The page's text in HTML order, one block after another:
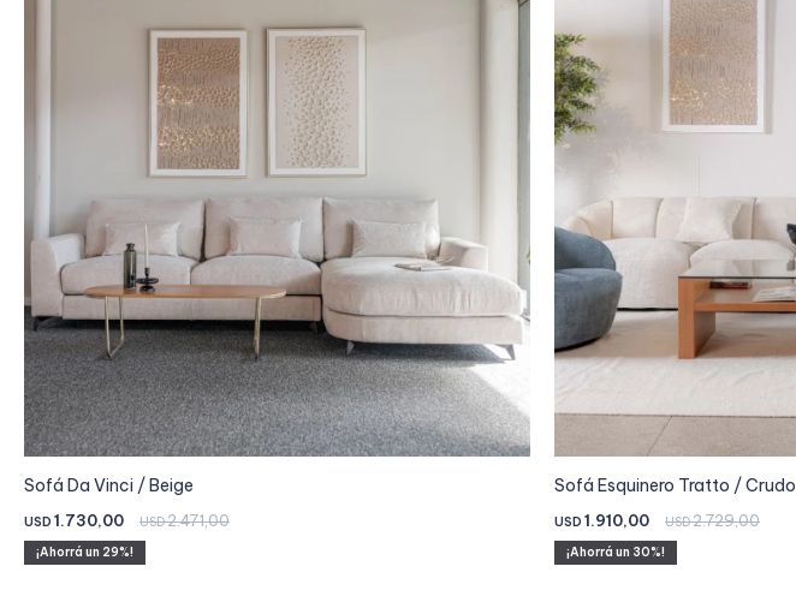
Sofá Da Vinci / Beige
USD 1.730,00 USD2.471,00
29
Sofá Esquinero Tratto / Crudo
USD 1.910,00 USD2.729,00
30